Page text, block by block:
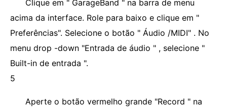
Clique em " GarageBand " na barra de menu
acima da interface. Role para baixo e clique em "
Preferências". Selecione o botão " Áudio /MIDI" . No
menu drop -down "Entrada de áudio " , selecione "
Built-in de entrada ".
5
Aperte o botão vermelho grande "Record " na